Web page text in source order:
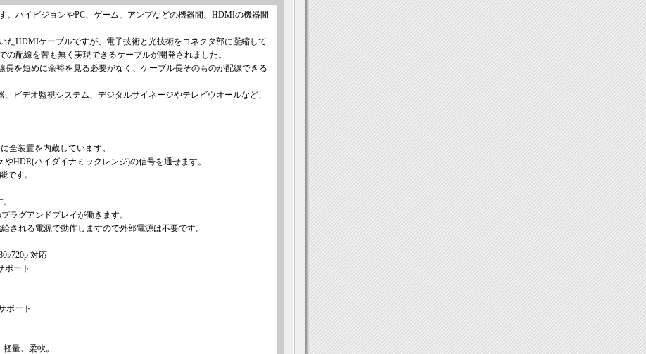
。ハイビジョンやPC、ゲーム、アンプなどの機器間、HDMIの機器間
たHDMIケーブルですが、電子技術と光技術をコネクタ部に凝縮して
の配線を苦も無く実現できるケーブルが開発されました。
を短めに余裕を見る必要がなく、ケーブル長そのものが配線できる
ビデオ監視システム、デジタルサイネージやテレビウオールなど、
全装置を内蔵しています。
HDR(ハイダイナミックレンジ)の信号を通せます。
です。
ラグアンドプレイが働きます。
される電源で動作しますので外部電源は不要です。
720p 対応
ート
ート
量、柔軟。